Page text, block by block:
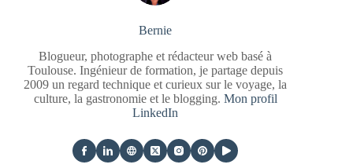
Bernie
Blogueur, photographe et rédacteur web basé à
Toulouse. Ingénieur de formation, je partage depuis
2009 un regard technique et curieux sur le voyage, la
culture, la gastronomie et le blogging. Mon profil
LinkedIn